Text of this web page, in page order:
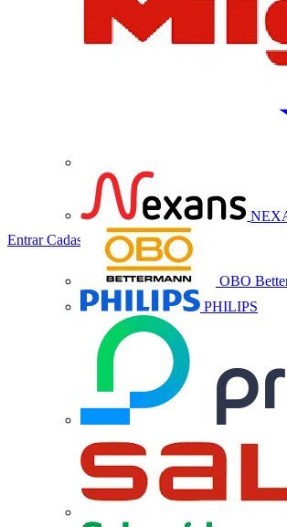
OBO
PHILIPS
EntrarCadastrar